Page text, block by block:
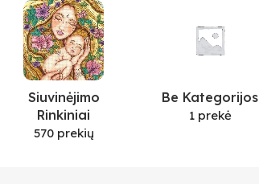
Siuvinėjimo
Rinkiniai
570 prekių
Be Kategorijos
1 prekė